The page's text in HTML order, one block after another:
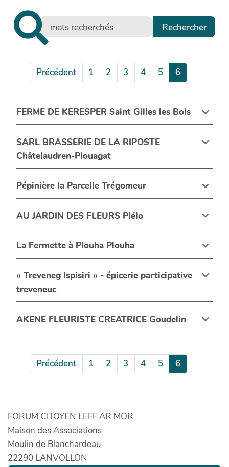
Précédent 1 2 3 4 5 6
FERME DE KERESPER Saint Gilles les Bois
SARL BRASSERIE DE LA RIPOSTE
Châtelaudren-Plouagat
Pépinière la Parcelle Trégomeur
AU JARDIN DES FLEURS Plélo
La Fermette à Plouha Plouha
« Treveneg Ispisiri » - épicerie participative
treveneuc
AKENE FLEURISTE CREATRICE Goudelin
Précédent 1 2 3 4 5 6
FORUM CITOYEN LEFF AR MOR
Maison des Associations
Moulin de Blanchardeau
22290 LANVOLLON